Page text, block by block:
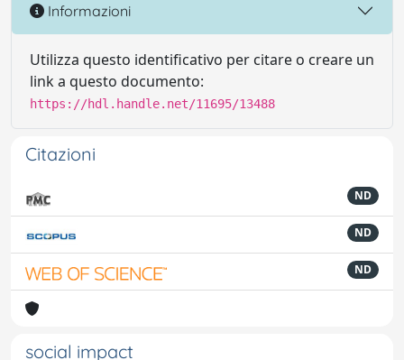
Informazioni
Utilizza questo identificativo per citare o creare un
link a questo documento:
https://hdl.handle.net/11695/13488
Citazioni
ND
ND
ND
social impact